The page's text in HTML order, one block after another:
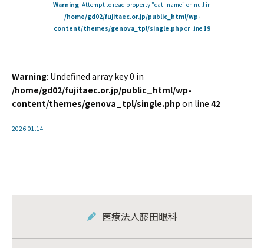
Warning: Attempt to read property "cat_name" on null in
/home/gd02/fujitaec.or.jp/public_html/wp-
content/themes/genova_tpl/single.php on line 19
Warning: Undefined array key 0 in
/home/gd02/fujitaec.or.jp/public_html/wp-
content/themes/genova_tpl/single.php on line 42
2026.01.14
医療法人藤田眼科